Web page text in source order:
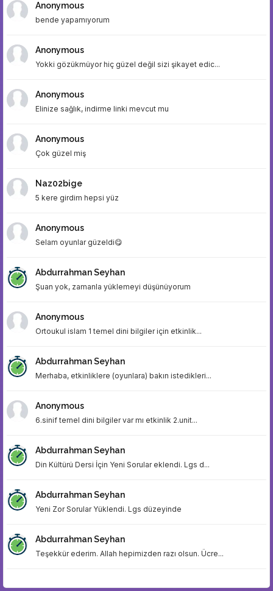
Anonymous
bende yapamıyorum
Anonymous
Yokki gözükmüyor hiç güzel değil sizi şikayet edic...
Anonymous
Elinize sağlık, indirme linki mevcut mu
Anonymous
Çok güzel miş
Naz02bige
5 kere girdim hepsi yüz
Anonymous
Selam oyunlar güzeldi😋
Abdurrahman Seyhan
Şuan yok, zamanla yüklemeyi düşünüyorum
Anonymous
Ortoukul islam 1 temel dini bilgiler için etkinlik...
Abdurrahman Seyhan
Merhaba, etkinliklere (oyunlara) bakın istedikleri...
Anonymous
6.sinif temel dini bilgiler var mı etkinlik 2.unit...
Abdurrahman Seyhan
Din Kültürü Dersi İçin Yeni Sorular eklendi. Lgs d...
Abdurrahman Seyhan
Yeni Zor Sorular Yüklendi. Lgs düzeyinde
Abdurrahman Seyhan
Teşekkür ederim. Allah hepimizden razı olsun. Ücre...